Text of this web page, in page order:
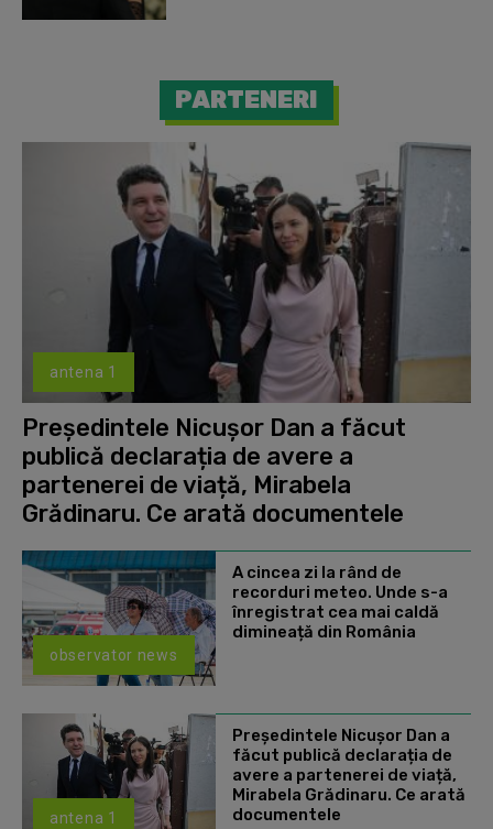
PARTENERI
antena 1
Președintele Nicușor Dan a făcut
publică declarația de avere a
partenerei de viață, Mirabela
Grădinaru. Ce arată documentele
observator news
A cincea zi la rând de
recorduri meteo. Unde s-a
înregistrat cea mai caldă
dimineață din România
antena 1
Președintele Nicușor Dan a
făcut publică declarația de
avere a partenerei de viață,
Mirabela Grădinaru. Ce arată
documentele